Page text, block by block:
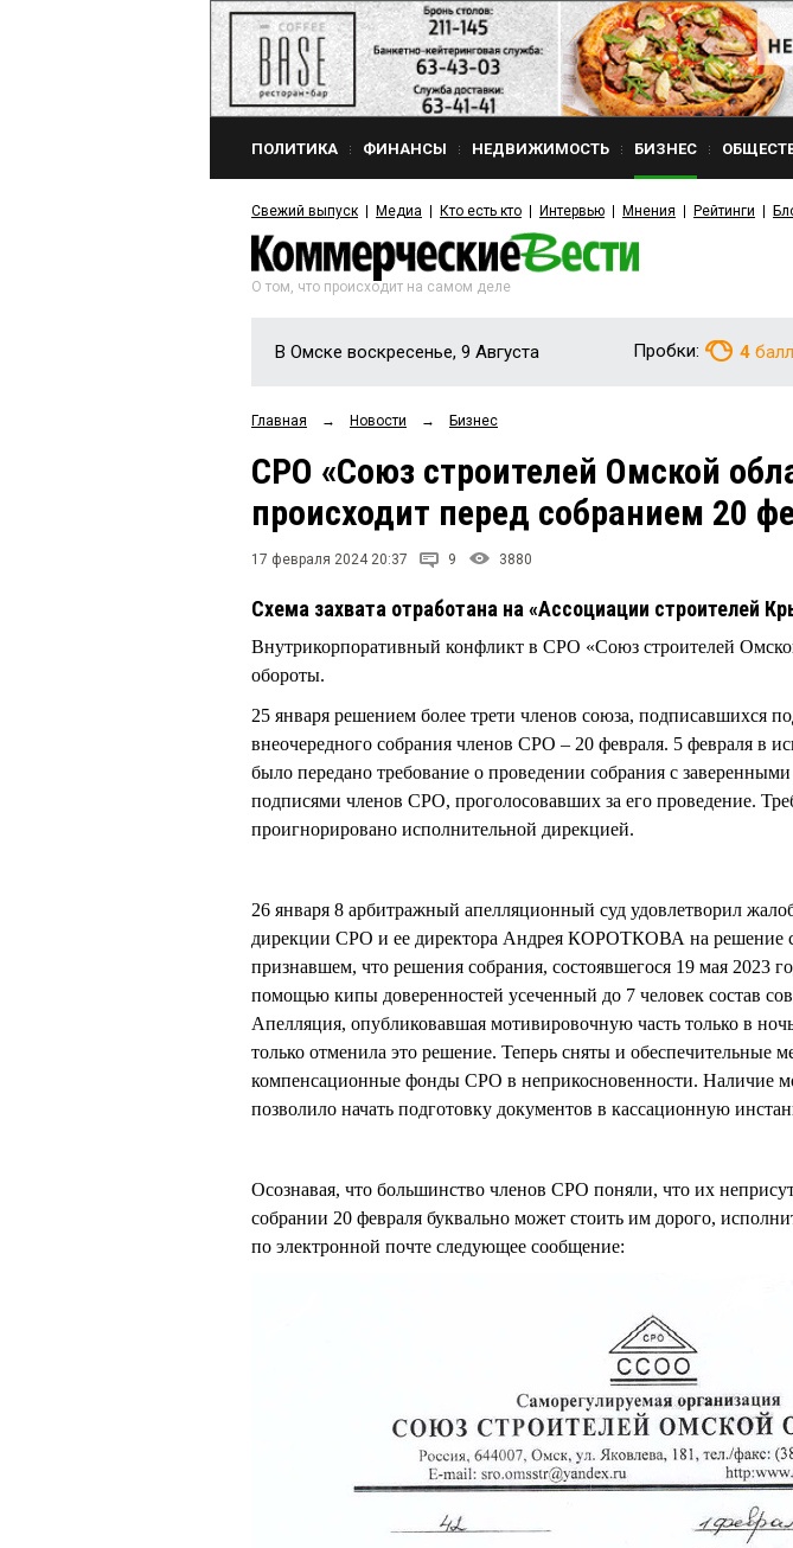
ПОЛИТИКА ФИНАНСЫ НЕДВИЖИМОСТЬ БИЗНЕС
Свежий выпуск Медиа Кто есть кто Интервью Мнения Рейтинги
О том, что происходит на самом деле
В Омске воскресенье, 9 Августа Пробки: 4
Главная → Новости → Бизнес
СРО «Союз строителей Омской
происходит перед собранием 20
17 февраля 2024 20:37 9 3880
Схема захвата отработана на «Ассоциации строителей
Внутрикорпоративный конфликт в СРО «Союз строителей
обороты.
25 января решением более трети членов союза, подписавшихся
внеочередного собрания членов СРО – 20 февраля. 5 февраля в
было передано требование о проведении собрания с
подписями членов СРО, проголосовавших за его проведение.
проигнорировано исполнительной дирекцией.
26 января 8 арбитражный апелляционный суд удовлетворил
дирекции СРО и ее директора Андрея КОРОТКОВА на решение
признавшем, что решения собрания, состоявшегося 19 мая 2023
помощью кипы доверенностей усеченный до 7 человек состав
Апелляция, опубликовавшая мотивировочную часть только в
только отменила это решение. Теперь сняты и обеспечительные
компенсационные фонды СРО в неприкосновенности. Наличие
позволило начать подготовку документов в кассационную
Осознавая, что большинство членов СРО поняли, что их
собрании 20 февраля буквально может стоить им дорого,
по электронной почте следующее сообщение: